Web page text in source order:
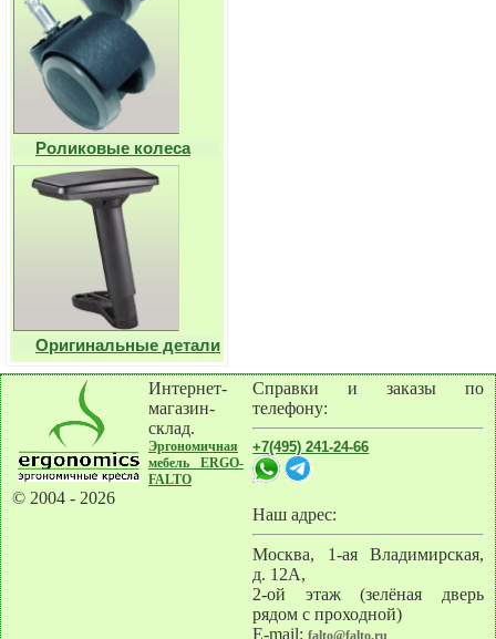
Роликовые колеса
Оригинальные детали
Интернет-
магазин-
склад.
Эргономичная
мебель ERGO-
FALTO
© 2004 - 2026
Справки и заказы по
телефону:
+7(495) 241-24-66
Наш адрес:
Москва, 1-ая Владимирская,
д. 12А,
2-ой этаж (зелёная дверь
рядом с проходной)
E-mail: